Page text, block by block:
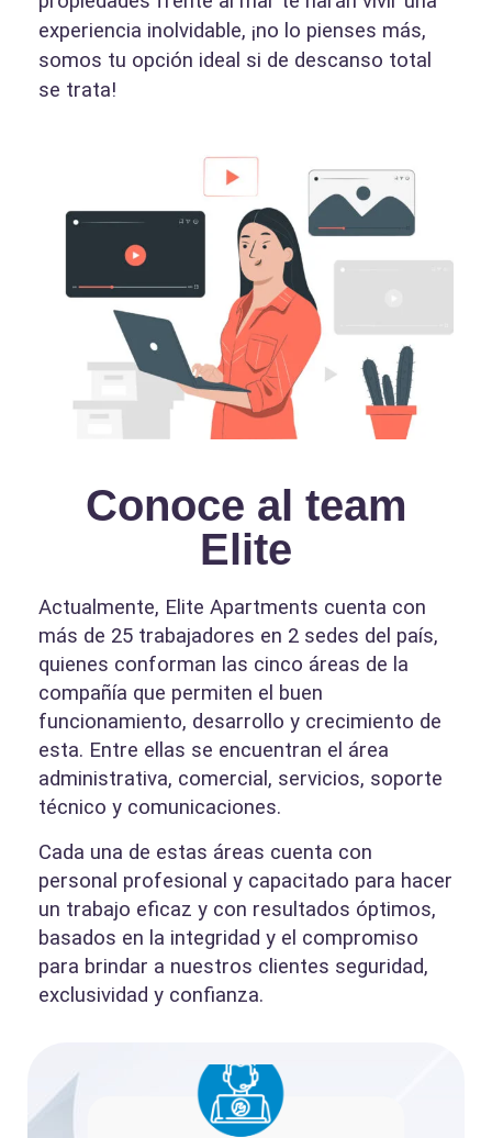
experiencia inolvidable, ¡no lo pienses más,
somos tu opción ideal si de descanso total
se trata!
Conoce al team
Elite
Actualmente, Elite Apartments cuenta con
más de 25 trabajadores en 2 sedes del país,
quienes conforman las cinco áreas de la
compañía que permiten el buen
funcionamiento, desarrollo y crecimiento de
esta. Entre ellas se encuentran el área
administrativa, comercial, servicios, soporte
técnico y comunicaciones.
Cada una de estas áreas cuenta con
personal profesional y capacitado para hacer
un trabajo eficaz y con resultados óptimos,
basados en la integridad y el compromiso
para brindar a nuestros clientes seguridad,
exclusividad y confianza.